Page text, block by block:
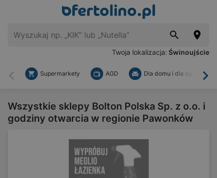
Twoja lokalizacja: Świnoujście
Wstecz
Supermarkety AGD Dla domu i dla ogrodu
Wszystkie sklepy Bolton Polska Sp. z o.o. i
godziny otwarcia w regionie Pawonków